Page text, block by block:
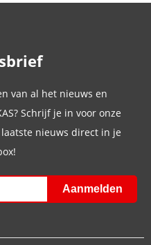
van al het nieuws en
Schrijf je in voor onze
nieuws direct in je